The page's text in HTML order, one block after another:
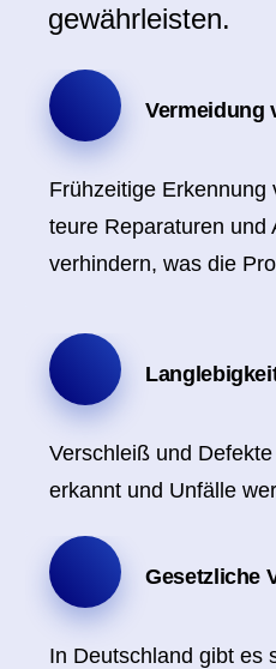
gewährleisten.
Vermeidung
Frühzeitige Erkennung
teure Reparaturen und
verhindern, was die
Verschleiß und
erkannt und Unfälle
Gesetzliche
In Deutschland gibt es